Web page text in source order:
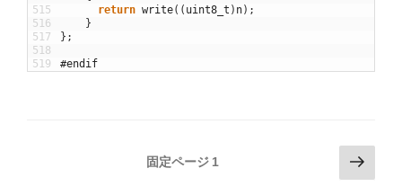
515
516
517
518
519
return write( ( uint8_t ) n) ;
}
} ;
#endif
固定ページ 1
次
の